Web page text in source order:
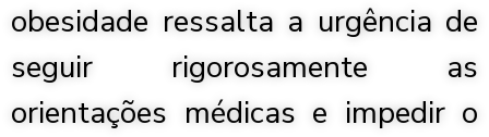
obesidade ressalta a urgência de
seguir rigorosamente as
orientações médicas e impedir o